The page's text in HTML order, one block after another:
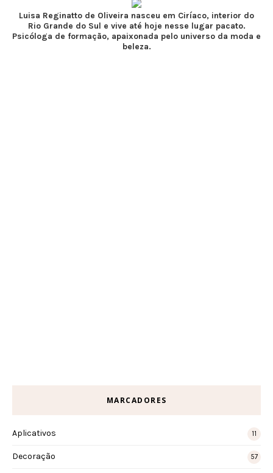
Luisa Reginatto de Oliveira nasceu em Ciríaco, interior do
Rio Grande do Sul e vive até hoje nesse lugar pacato.
Psicóloga de formação, apaixonada pelo universo da moda e
beleza.
MARCADORES
Aplicativos 11
Decoração 57